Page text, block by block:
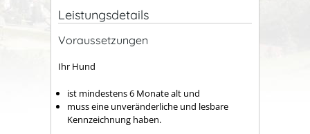
Leistungsdetails
Voraussetzungen
Ihr Hund
ist mindestens 6 Monate alt und
muss eine unveränderliche und lesbare
Kennzeichnung haben.